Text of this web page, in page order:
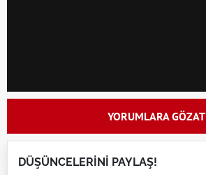
YORUMLARA GÖZAT
DÜŞÜNCELERİNİ PAYLAŞ!